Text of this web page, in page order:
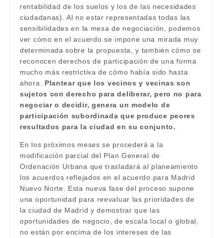
rentabilidad de los suelos y los de las necesidades
ciudadanas). Al no estar representadas todas las
sensibilidades en la mesa de negociación, podemos
ver cómo en el acuerdo se impone una mirada muy
determinada sobre la propuesta, y también cómo se
reconocen derechos de participación de una forma
mucho más restrictiva de cómo había sido hasta
ahora. Plantear que los vecinos y vecinas son
sujetos con derecho para deliberar, pero no para
negociar o decidir, genera un modelo de
participación subordinada que produce peores
resultados para la ciudad en su conjunto.
En los próximos meses se procederá a la
modificación parcial del Plan General de
Ordenación Urbana que trasladará al planeamiento
los acuerdos reflejados en el acuerdo para Madrid
Nuevo Norte. Esta nueva fase del proceso supone
una oportunidad para reevaluar las prioridades de
la ciudad de Madrid y demostrar que las
oportunidades de negocio, de escala local o global,
no están por encima de los intereses de las